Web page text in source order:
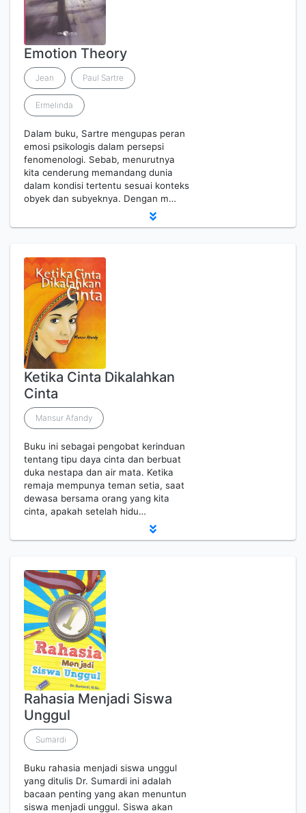
Emotion Theory
Jean Paul Sartre
Ermelinda
Dalam buku, Sartre mengupas peran
emosi psikologis dalam persepsi
fenomenologi. Sebab, menurutnya
kita cenderung memandang dunia
dalam kondisi tertentu sesuai konteks
obyek dan subyeknya. Dengan m…
Ketika Cinta Dikalahkan
Cinta
Mansur Afandy
Buku ini sebagai pengobat kerinduan
tentang tipu daya cinta dan berbuat
duka nestapa dan air mata. Ketika
remaja mempunya teman setia, saat
dewasa bersama orang yang kita
cinta, apakah setelah hidu…
Rahasia Menjadi Siswa
Unggul
Sumardi
Buku rahasia menjadi siswa unggul
yang ditulis Dr. Sumardi ini adalah
bacaan penting yang akan menuntun
siswa menjadi unggul. Siswa akan